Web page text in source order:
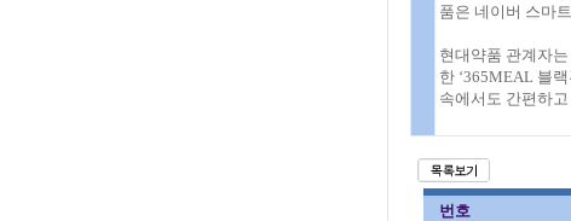
품은 네이버 스마
현대약품 관계자
한 ‘365MEAL 블
속에서도 간편하
번호